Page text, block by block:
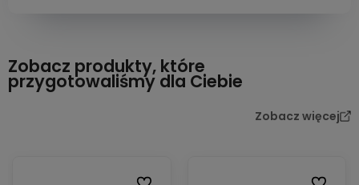
Zobacz produkty, które
przygotowaliśmy dla Ciebie
Zobacz więcej